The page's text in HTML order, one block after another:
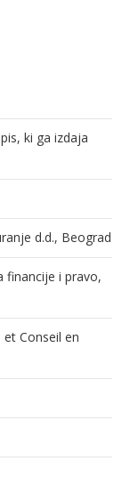
ki ga izdaja
d.d., Beograd
financije i pravo,
Conseil en